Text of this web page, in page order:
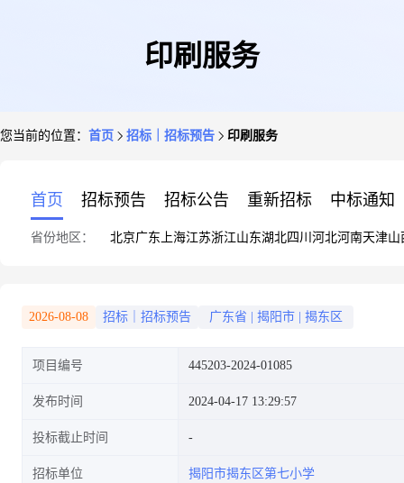
印刷服务
您当前的位置： 首页 招标｜招标预告 印刷服务
首页 招标预告 招标公告 重新招标 中标通知
省份地区： 北京广东 上海江苏浙江山东湖北四川 河北河南天津山
2026-08-08 招标｜招标预告 广东省 揭阳市 揭东区
项目编号 445203-2024-01085
发布时间 2024-04-17 13:29:57
投标截止时间
招标单位 揭阳市揭东区第七小学